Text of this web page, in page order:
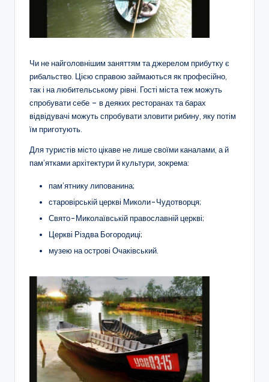
Чи не найголовнішим заняттям та джерелом прибутку є
рибальство. Цією справою займаються як професійно,
так і на любительському рівні. Гості міста теж можуть
спробувати себе – в деяких ресторанах та барах
відвідувачі можуть спробувати зловити рибину, яку потім
їм приготують.
Для туристів місто цікаве не лише своїми каналами, а й
пам’ятками архітектури й культури, зокрема:
пам’ятнику липованина;
старовірській церкві Миколи-Чудотворця;
Свято-Миколаївській православній церкві;
Церкві Різдва Богородиці;
музею на острові Очаківський.